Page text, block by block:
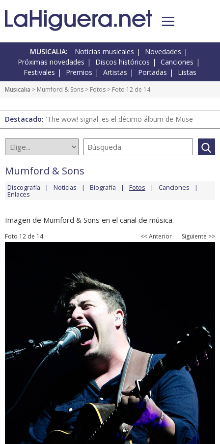
MUSICALIA: Noticias musicales
Novedades
Próximas novedades
Discos históricos
Canciones
Festivales
Premios Artistas Portadas Listas
Musicalia > Mumford & Sons > Fotos > Foto 12 de 14
Destacado: 'The wow! signal' es el décimo álbum de Muse
Mumford & Sons
Discografía Noticias Biografía Fotos Canciones
Enlaces
Imagen de Mumford & Sons en el canal de música.
Foto 12 de 14 << Anterior Siguiente >>